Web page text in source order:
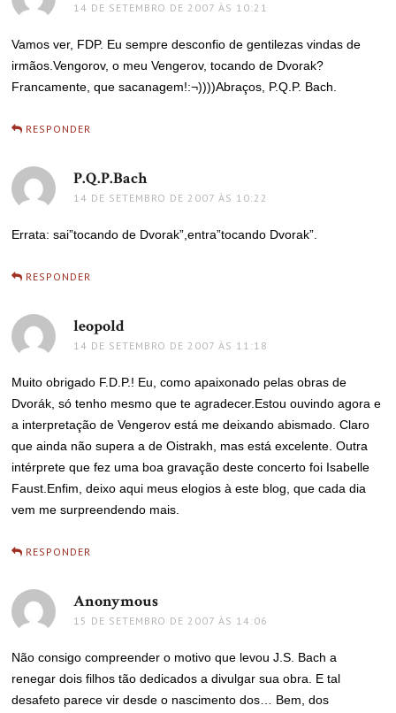
14 DE SETEMBRO DE 2007 ÀS 10:21
Vamos ver, FDP. Eu sempre desconfio de gentilezas vindas de
irmãos.Vengorov, o meu Vengerov, tocando de Dvorak?
Francamente, que sacanagem!:¬))))Abraços, P.Q.P. Bach.
RESPONDER
P.Q.P.Bachdisse:
14 DE SETEMBRO DE 2007 ÀS 10:22
Errata: sai”tocando de Dvorak”,entra”tocando Dvorak”.
RESPONDER
leopold
14 DE SETEMBRO DE 2007 ÀS 11:18
Muito obrigado F.D.P.! Eu, como apaixonado pelas obras de
Dvorák, só tenho mesmo que te agradecer.Estou ouvindo agora e
a interpretação de Vengerov está me deixando abismado. Claro
que ainda não supera a de Oistrakh, mas está excelente. Outra
intérprete que fez uma boa gravação deste concerto foi Isabelle
Faust.Enfim, deixo aqui meus elogios à este blog, que cada dia
vem me surpreendendo mais.
RESPONDER
Anonymous
15 DE SETEMBRO DE 2007 ÀS 14:06
Não consigo compreender o motivo que levou J.S. Bach a
renegar dois filhos tão dedicados a divulgar sua obra. E tal
desafeto parece vir desde o nascimento dos… Bem, dos